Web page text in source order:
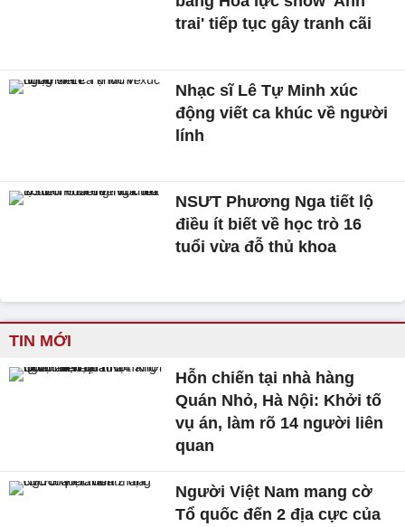
trai' tiếp tục gây tranh cãi
Nhạc sĩ Lê Tự Minh xúc
động viết ca khúc về người
lính
NSƯT Phương Nga tiết lộ
điều ít biết về học trò 16
tuổi vừa đỗ thủ khoa
TIN MỚI
Hỗn chiến tại nhà hàng
Quán Nhỏ, Hà Nội: Khởi tố
vụ án, làm rõ 14 người liên
quan
Người Việt Nam mang cờ
Tổ quốc đến 2 địa cực của